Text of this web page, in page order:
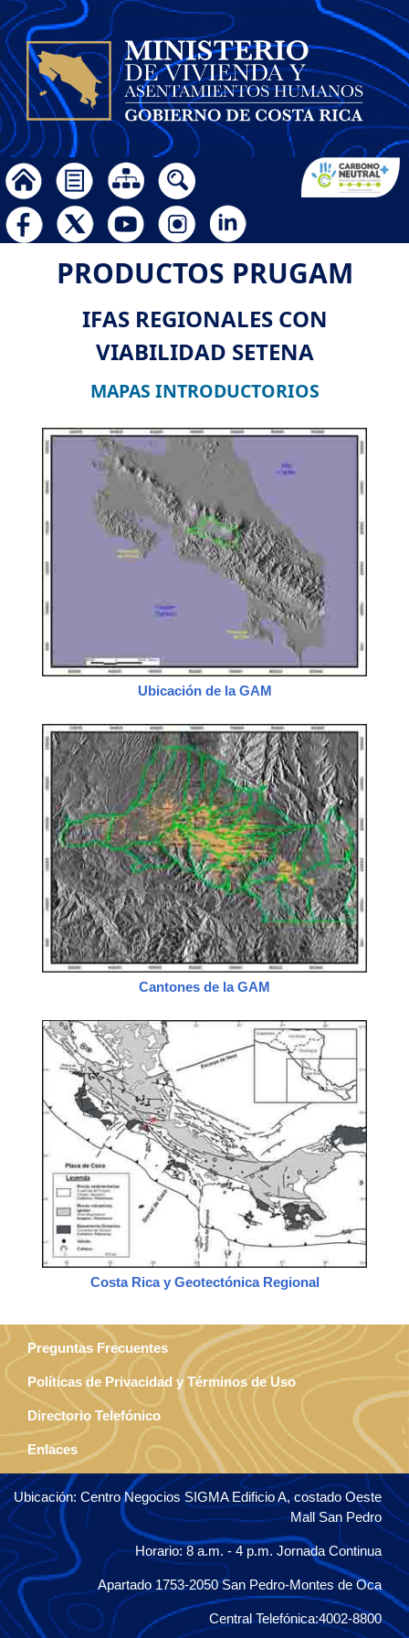
PRODUCTOS PRUGAM
IFAS REGIONALES CON
VIABILIDAD SETENA
MAPAS INTRODUCTORIOS
Ubicación de la GAM
Cantones de la GAM
Costa Rica y Geotectónica Regional
Preguntas Frecuentes
Políticas de Privacidad y Términos de Uso
Directorio Telefónico
Enlaces
Ubicación: Centro Negocios SIGMA Edificio A, costado Oeste
Mall San Pedro
Horario: 8 a.m. - 4 p.m. Jornada Continua
Apartado 1753-2050 San Pedro-Montes de Oca
Central Telefónica:4002-8800